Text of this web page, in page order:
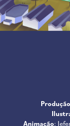
Animação: